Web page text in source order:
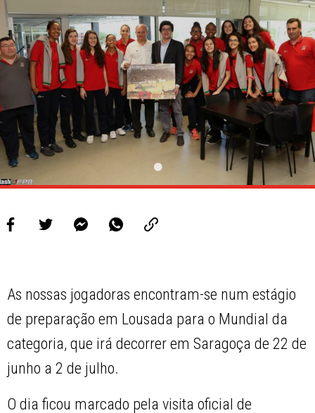
As nossas jogadoras encontram-se num estágio
de preparação em Lousada para o Mundial da
categoria, que irá decorrer em Saragoça de 22 de
junho a 2 de julho.
O dia ficou marcado pela visita oficial de